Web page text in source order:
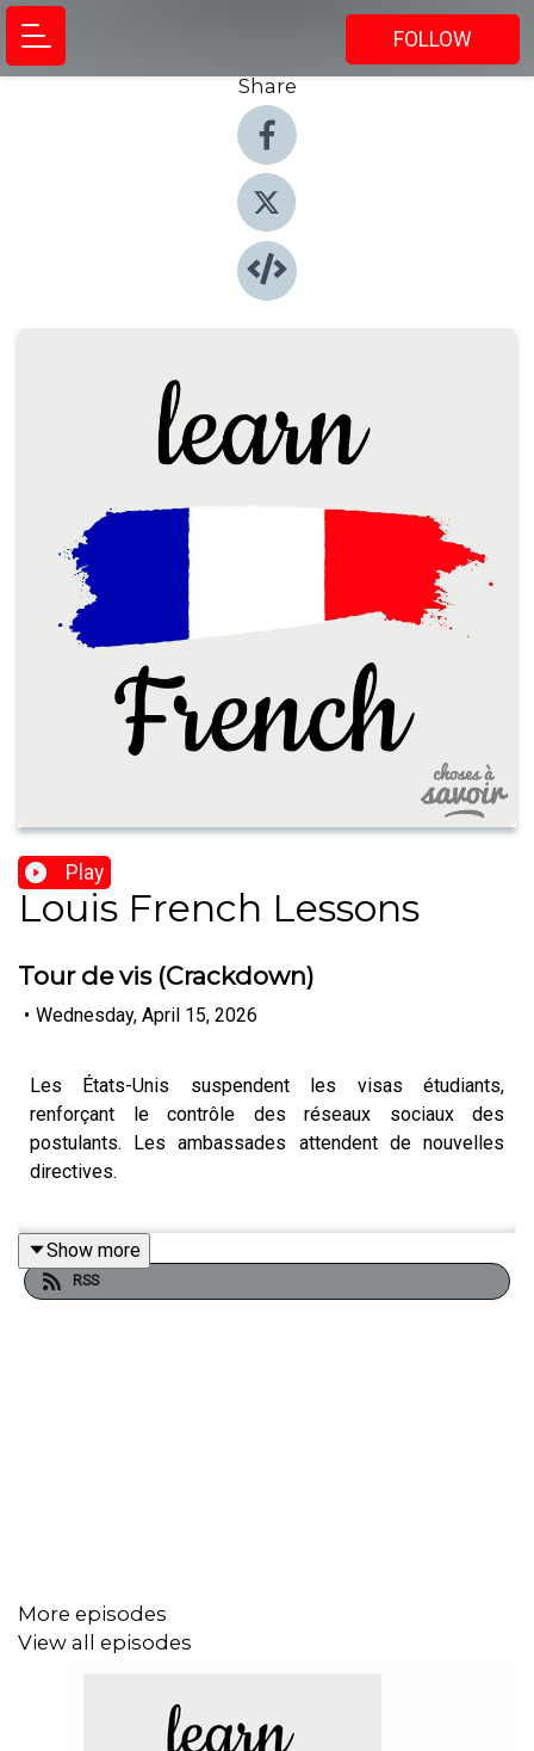
FOLLOW
Share
Play
Louis French Lessons
Tour de vis (Crackdown)
• Wednesday, April 15, 2026
Les États-Unis suspendent les visas étudiants,
renforçant le contrôle des réseaux sociaux des
postulants. Les ambassades attendent de nouvelles
directives.
Traduction:
Show more
RSS
More episodes
View all episodes